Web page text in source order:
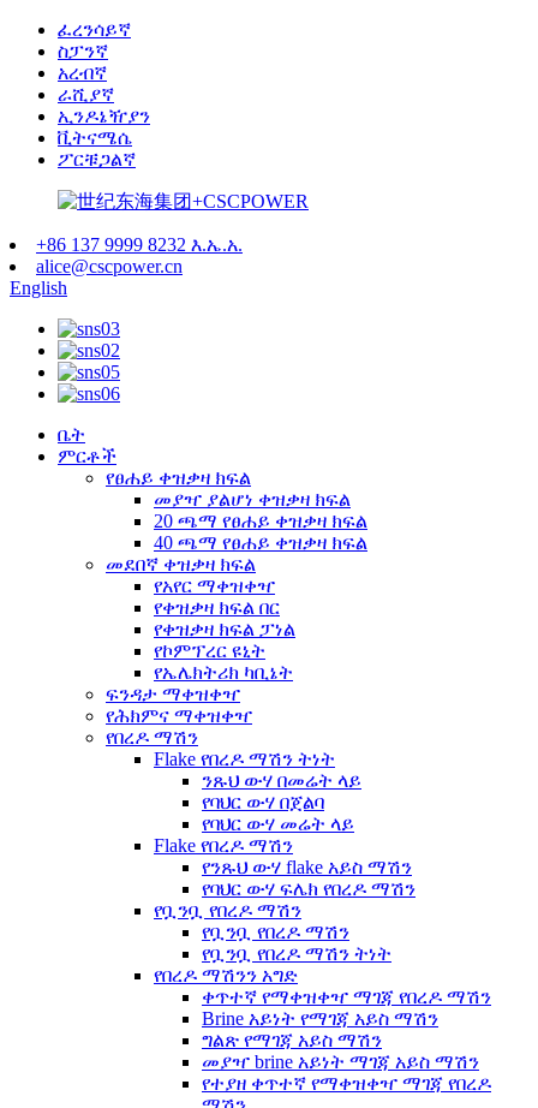
ፈረንሳይኛ
ስፓንኛ
አረብኛ
ራሺያኛ
ኢንዶኔዥያን
ቪትናሜሴ
ፖርቹጋልኛ
+86 137 9999 8232 እ.ኤ.አ.
alice@cscpower.cn
English
ቤት
ምርቶች
የፀሐይ ቀዝቃዛ ክፍል
መያዣ ያልሆነ ቀዝቃዛ ክፍል
20 ጫማ የፀሐይ ቀዝቃዛ ክፍል
40 ጫማ የፀሐይ ቀዝቃዛ ክፍል
መደበኛ ቀዝቃዛ ክፍል
የአየር ማቀዝቀዣ
የቀዝቃዛ ክፍል በር
የቀዝቃዛ ክፍል ፓነል
የኮምፕረር ዩኒት
የኤሌክትሪክ ካቢኔት
ፍንዳታ ማቀዝቀዣ
የሕክምና ማቀዝቀዣ
የበረዶ ማሽን
Flake የበረዶ ማሽን ትነት
ንጹህ ውሃ በመሬት ላይ
የባህር ውሃ በጀልባ
የባህር ውሃ መሬት ላይ
Flake የበረዶ ማሽን
የንጹህ ውሃ flake አይስ ማሽን
የባህር ውሃ ፍሌክ የበረዶ ማሽን
የቧንቧ የበረዶ ማሽን
የቧንቧ የበረዶ ማሽን
የቧንቧ የበረዶ ማሽን ትነት
የበረዶ ማሽንን አግድ
ቀጥተኛ የማቀዝቀዣ ማገጃ የበረዶ ማሽን
Brine አይነት የማገጃ አይስ ማሽን
ግልጽ የማገጃ አይስ ማሽን
መያዣ brine አይነት ማገጃ አይስ ማሽን
የተያዘ ቀጥተኛ የማቀዝቀዣ ማገጃ የበረዶ